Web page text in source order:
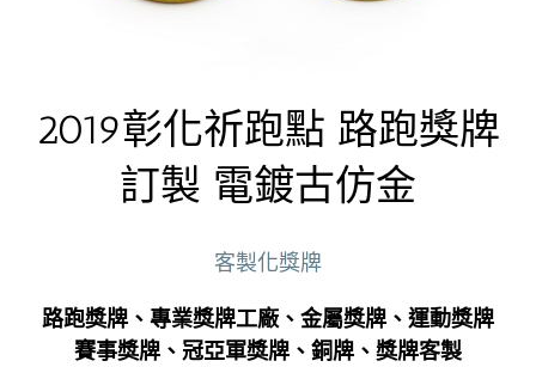
2019彰化祈跑點 路跑獎牌
訂製 電鍍古仿金
客製化獎牌
路跑獎牌、專業獎牌工廠、金屬獎牌、運動獎牌
賽事獎牌、冠亞軍獎牌、銅牌、獎牌客製